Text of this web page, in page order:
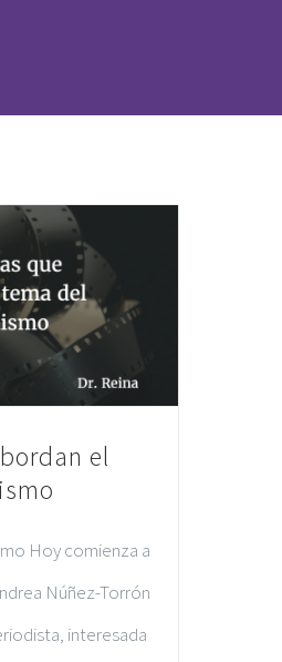
el
Hoy comienza a
Núñez-Torrón
interesada